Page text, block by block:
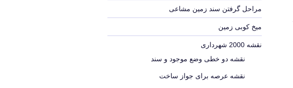
مراحل گرفتن سند زمین مشاعی
میخ کوبی زمین
نقشه 2000 شهرداری
نقشه دو خطی وضع موجود و سند
نقشه عرصه برای جواز ساخت